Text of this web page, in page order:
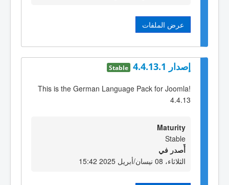
عرض الملفات
إصدار 4.4.13.1 Stable
This is the German Language Pack for Joomla!
4.4.13
Maturity
Stable
أٌصدر في
الثلاثاء، 08 نيسان/أبريل 2025 15:42